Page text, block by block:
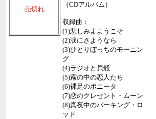
売切れ
（CDアルバム）
収録曲：
(1)悲しみよようこそ
(2)涙にさようなら
(3)ひとりぼっちのモーニン
グ
(4)ラジオと貝殻
(5)霧の中の恋人たち
(6)裸足のボニータ
(7)恋のクレセント・ムーン
(8)真夜中のパーキング・ロ
ッド